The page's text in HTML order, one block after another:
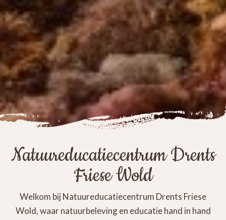
Natuureducatiecentrum Drents
Friese Wold
Welkom bij Natuureducatiecentrum Drents Friese
Wold, waar natuurbeleving en educatie hand in hand